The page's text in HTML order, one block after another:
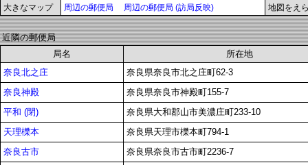
大きなマップ 周辺の郵便局 周辺の郵便局 (訪局反映) 地図をえ
近隣の郵便局
局名
所在地
奈良北之庄
奈良県奈良市北之庄町62-3
奈良神殿
奈良県奈良市神殿町155-7
平和 (閉)
奈良県大和郡山市美濃庄町233-10
天理櫟本
奈良県天理市櫟本町794-1
奈良古市
奈良県奈良市古市町2236-7